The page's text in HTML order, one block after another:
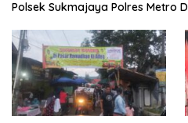
Polsek Sukmajaya Polres Metro